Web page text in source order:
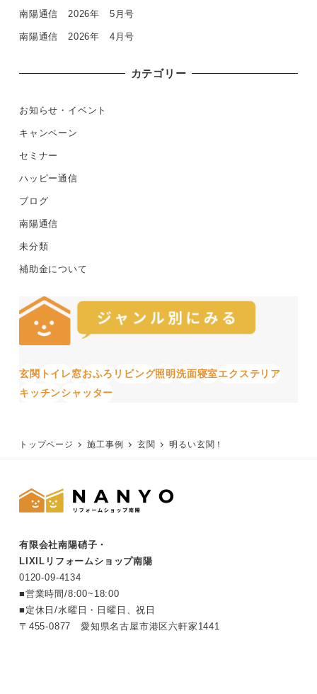
南陽通信 2026年 5月号
南陽通信 2026年 4月号
カテゴリー
お知らせ・イベント
キャンペーン
セミナー
ハッピー通信
ブログ
南陽通信
未分類
補助金について
玄関 トイレ窓おふろ リビング照明洗面寝室エクステリア
キッチンシャッター
トップページ 施工事例 玄関 明るい玄関！
有限会社南陽硝子・
LIXILリフォームショップ南陽
0120-09-4134
■営業時間/8:00~18:00
■定休日/水曜日・日曜日、祝日
〒455-0877 愛知県名古屋市港区六軒家1441